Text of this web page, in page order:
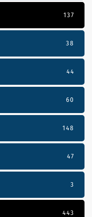
137
38
44
60
148
47
3
443